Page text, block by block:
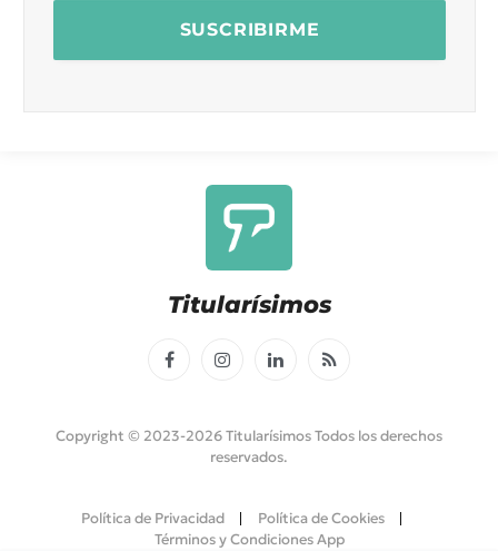
Titularísimos
FacebookInstagramLinkedInRSS
Copyright © 2023-2026 Titularísimos Todos los derechos
reservados.
Política de Privacidad
Política de Cookies
Términos y Condiciones App